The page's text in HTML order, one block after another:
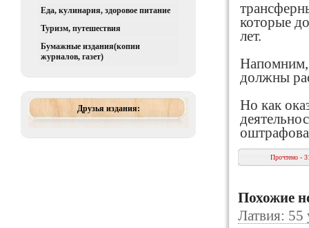
Еда, кулинария, здоровое питание
Туризм, путешествия
Бумажные издания(копии
журналов, газет)
Друзья издания:
которые
лет.
Напомним,
должны
Но как
Прочтено -
Похожие
Латвия: 55